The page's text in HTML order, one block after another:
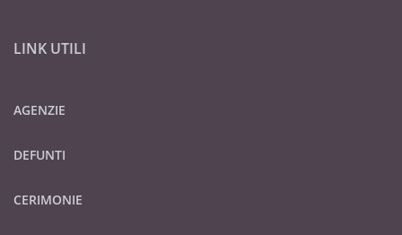
LINK UTILI
AGENZIE
DEFUNTI
CERIMONIE